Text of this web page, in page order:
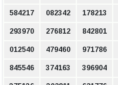
584217 082342 178213
293970 276812 842801
012540 479460 971786
845546 374163 396904